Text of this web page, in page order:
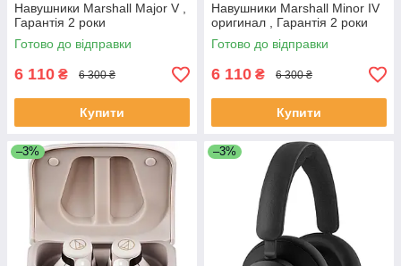
Навушники Marshall Major V ,
Гарантія 2 роки
Готово до відправки
6 110 ₴ 6 300 ₴
Купити
Навушники Marshall Minor IV
оригинал , Гарантія 2 роки
Готово до відправки
6 110 ₴ 6 300 ₴
Купити
–3% –3%